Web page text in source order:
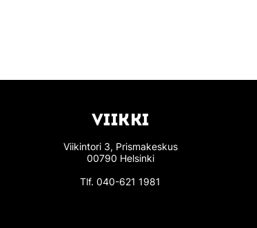
VIIKKI
Viikintori 3, Prismakeskus
00790 Helsinki
Tlf.040-621 1981